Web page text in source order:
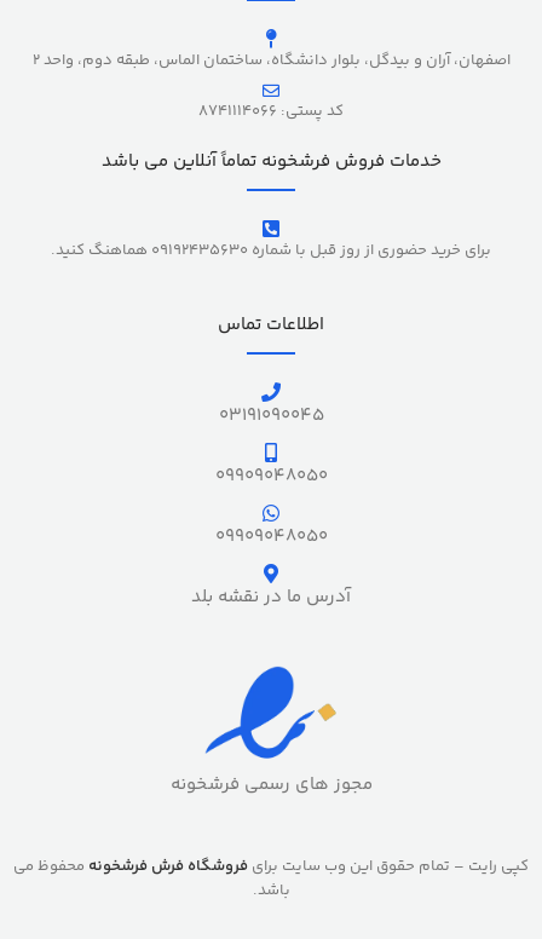
اصفهان، آران و بیدگل، بلوار دانشگاه، ساختمان الماس، طبقه دوم، واحد 2
کد پستی: 8741114066
خدمات فروش فرشخونه تماماً آنلاین می باشد
برای خرید حضوری از روز قبل با شماره 09192435630 هماهنگ کنید.
اطلاعات تماس
03191090045
09909048050
09909048050
آدرس ما در نقشه بلد
مجوز های رسمی فرشخونه
کپی رایت – تمام حقوق این وب سایت برای فروشگاه فرش فرشخونه محفوظ می
باشد.